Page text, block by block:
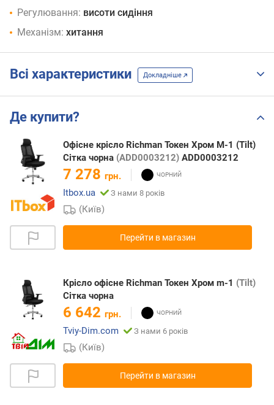
Регулювання: висоти сидіння
Механізм: хитання
Всі характеристики Докладніше
Де купити?
Офісне крісло Richman Токен Хром M-1 (Tilt)
Сітка чорна (ADD0003212) ADD0003212
7 278 грн.
Itbox.ua
З нами 8 років
(Київ)
Перейти в магазин
Крісло офісне Richman Токен Хром m-1 (Tilt)
Сітка чорна
6 642 грн.
Tviy-Dim.com
З нами 6 років
(Київ)
Перейти в магазин